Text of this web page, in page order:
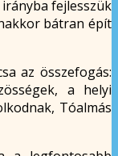
fejlesszük
bátran épít
az összefogás:
a helyi
Tóalmás